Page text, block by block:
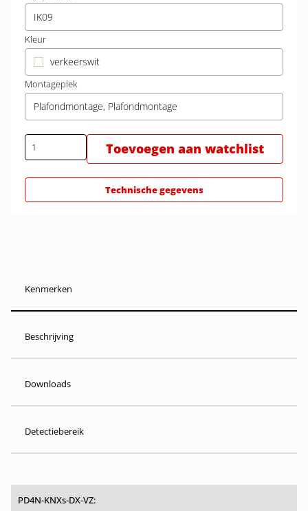
IK09
Kleur
verkeerswit
Montageplek
Plafondmontage, Plafondmontage
Toevoegen aan watchlist
Technische gegevens
Kenmerken
Beschrijving
Downloads
Detectiebereik